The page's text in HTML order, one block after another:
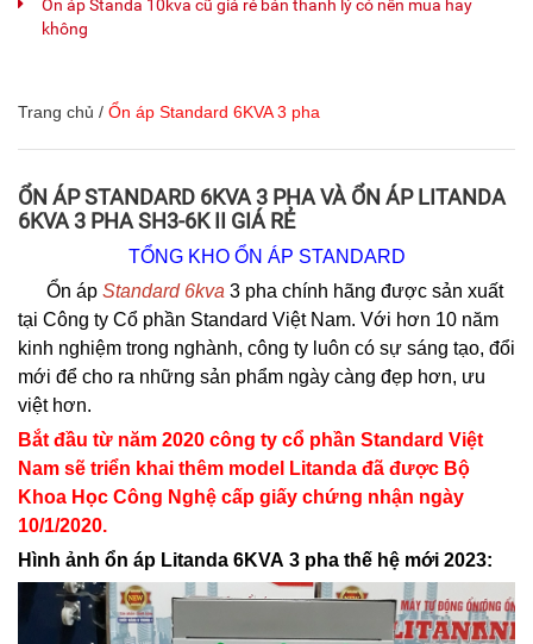
Ổn áp Standa 10kva cũ giá rẻ bán thanh lý có nên mua hay
không
Trang chủ / Ổn áp Standard 6KVA 3 pha
ỔN ÁP STANDARD 6KVA 3 PHA VÀ ỔN ÁP LITANDA
6KVA 3 PHA SH3-6K II GIÁ RẺ
TỔNG KHO ỔN ÁP STANDARD
Ổn áp Standard 6kva 3 pha chính hãng được sản xuất
tại Công ty Cổ phần Standard Việt Nam. Với hơn 10 năm
kinh nghiệm trong nghành, công ty luôn có sự sáng tạo, đổi
mới để cho ra những sản phẩm ngày càng đẹp hơn, ưu
việt hơn.
Bắt đầu từ năm 2020 công ty cổ phần Standard Việt
Nam sẽ triển khai thêm model Litanda đã được Bộ
Khoa Học Công Nghệ cấp giấy chứng nhận ngày
10/1/2020.
Hình ảnh ổn áp Litanda 6KVA 3 pha thế hệ mới 2023: